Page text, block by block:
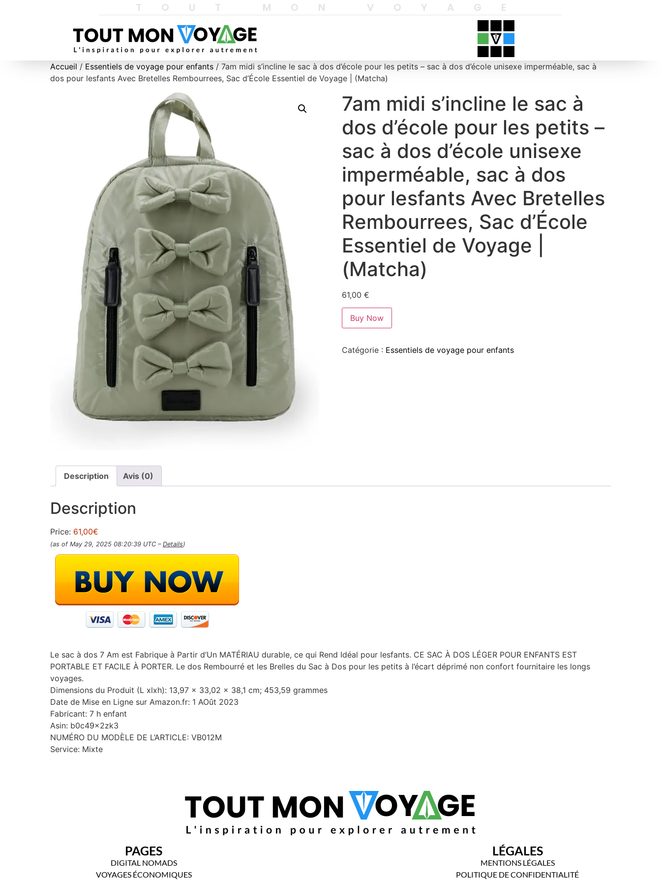
TOUT MON VOYAGE
Accueil / Essentiels de voyage pour enfants / 7am midi s’incline le sac à dos d’école pour les petits – sac à dos d’école unisexe imperméable, sac à
dos pour lesfants Avec Bretelles Rembourrees, Sac d’École Essentiel de Voyage | (Matcha)
7am midi s’incline le sac à
dos d’école pour les petits –
sac à dos d’école unisexe
imperméable, sac à dos
pour lesfants Avec Bretelles
Rembourrees, Sac d’École
Essentiel de Voyage |
(Matcha)
61,00 €
Buy Now
Catégorie : Essentiels de voyage pour enfants
Description Avis (0)
Description
Price: 61,00€
(as of May 29, 2025 08:20:39 UTC – Details)
Le sac à dos 7 Am est Fabrique à Partir d’Un MATÉRIAU durable, ce qui Rend Idéal pour lesfants. CE SAC À DOS LÉGER POUR ENFANTS EST
PORTABLE ET FACILE À PORTER. Le dos Rembourré et les Brelles du Sac à Dos pour les petits à l’écart déprimé non confort fournitaire les longs
voyages.
Dimensions du Produit (L xlxh): 13,97 x 33,02 x 38,1 cm; 453,59 grammes
Date de Mise en Ligne sur Amazon.fr: 1 AOût 2023
Fabricant: 7 h enfant
Asin: b0c49x2zk3
NUMÉRO DU MODÈLE DE L’ARTICLE: VB012M
Service: Mixte
PAGES
DIGITAL NOMADS
VOYAGES ÉCONOMIQUES
LÉGALES
MENTIONS LÉGALES
POLITIQUE DE CONFIDENTIALITÉ